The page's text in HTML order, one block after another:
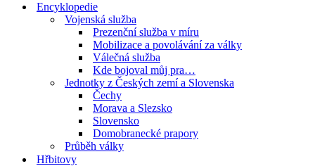
Encyklopedie
Vojenská služba
Prezenční služba v míru
Mobilizace a povolávání za války
Válečná služba
Kde bojoval můj pra…
Jednotky z Českých zemí a Slovenska
Čechy
Morava a Slezsko
Slovensko
Domobranecké prapory
Průběh války
Hřbitovy